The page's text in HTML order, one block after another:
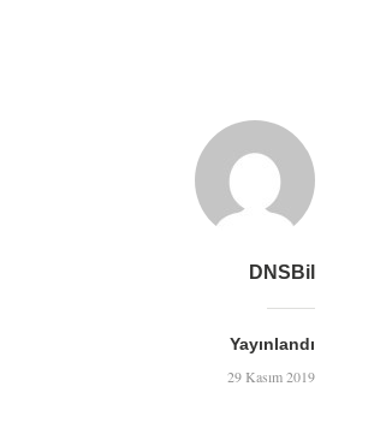
DNSBil
Yayınlandı
29 Kasım 2019